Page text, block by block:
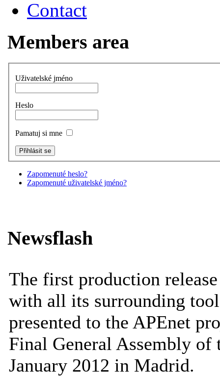
Contact
Members area
Uživatelské jméno
Heslo
Pamatuj si mne
Zapomenuté heslo?
Zapomenuté uživatelské jméno?
Newsflash
The first production
with all its surrounding
presented to the APEnet
Final General Assembly of
January 2012 in Madrid.